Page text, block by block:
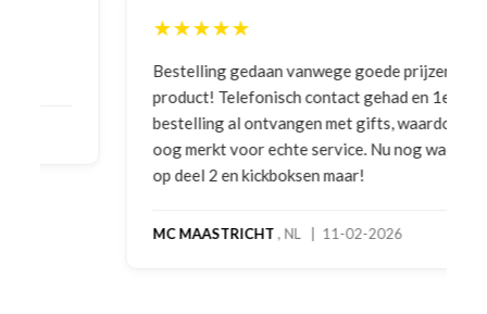
★★★★★
Bestelling gedaan vanwege goede prijzen en
product! Telefonisch contact gehad en 1e deel
bestelling al ontvangen met gifts, waardoor je
oog merkt voor echte service. Nu nog wachten
op deel 2 en kickboksen maar!
MC MAASTRICHT, NL | 11-02-2026